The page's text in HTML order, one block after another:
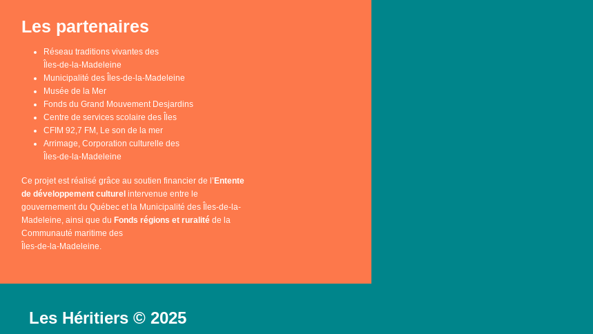
Les partenaires
Réseau traditions vivantes des
Îles-de-la-Madeleine
Municipalité des Îles-de-la-Madeleine
Musée de la Mer
Fonds du Grand Mouvement Desjardins
Centre de services scolaire des Îles
CFIM 92,7 FM, Le son de la mer
Arrimage, Corporation culturelle des
Îles-de-la-Madeleine
Ce projet est réalisé grâce au soutien financier de l’Entente
de développement culturel intervenue entre le
gouvernement du Québec et la Municipalité des Îles-de-la-
Madeleine, ainsi que du Fonds régions et ruralité de la
Communauté maritime des
Îles-de-la-Madeleine.
Les Héritiers © 2025